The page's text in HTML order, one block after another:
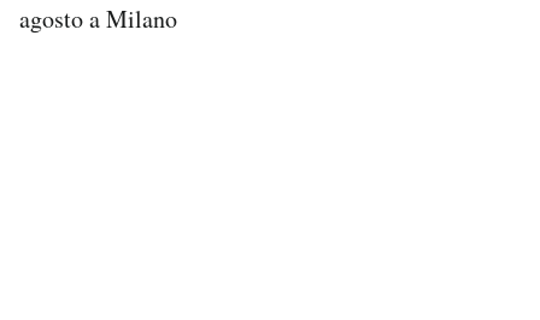
agosto a Milano